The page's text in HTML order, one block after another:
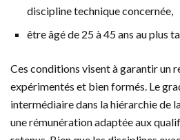
discipline technique concernée,
être âgé de 25 à 45 ans au plus
Ces conditions visent à garantir un
expérimentés et bien formés. Le
intermédiaire dans la hiérarchie de
une rémunération adaptée aux